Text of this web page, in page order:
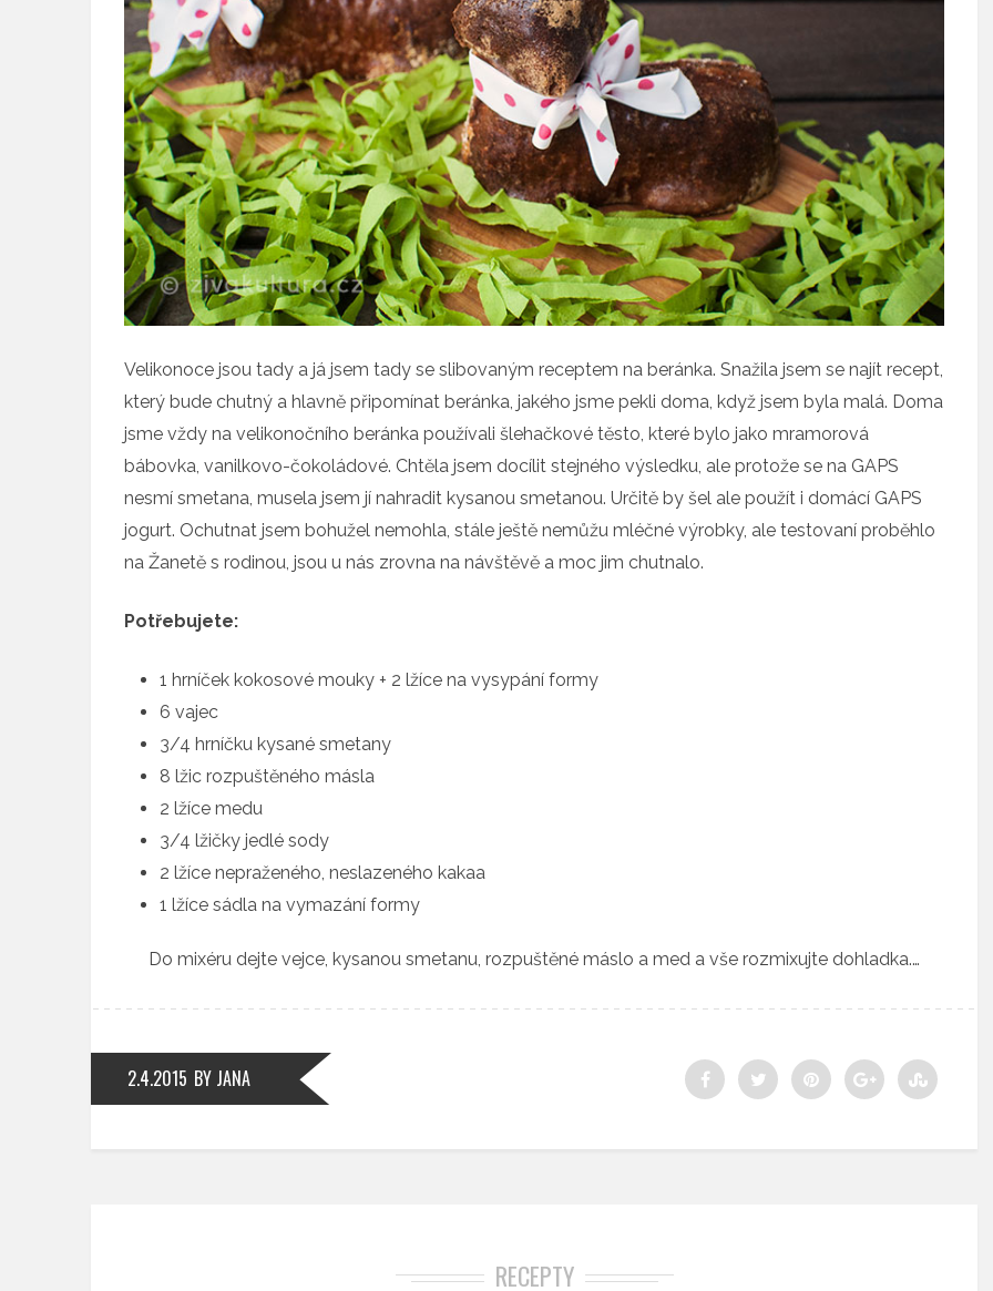
Velikonoce jsou tady a já jsem tady se slibovaným receptem na beránka. Snažila jsem se najít recept,
který bude chutný a hlavně připomínat beránka, jakého jsme pekli doma, když jsem byla malá. Doma
jsme vždy na velikonočního beránka používali šlehačkové těsto, které bylo jako mramorová
bábovka, vanilkovo-čokoládové. Chtěla jsem docílit stejného výsledku, ale protože se na GAPS
nesmí smetana, musela jsem jí nahradit kysanou smetanou. Určitě by šel ale použít i domácí GAPS
jogurt. Ochutnat jsem bohužel nemohla, stále ještě nemůžu mléčné výrobky, ale testovaní proběhlo
na Žanetě s rodinou, jsou u nás zrovna na návštěvě a moc jim chutnalo.
Potřebujete:
1 hrníček kokosové mouky + 2 lžíce na vysypání formy
6 vajec
3/4 hrníčku kysané smetany
8 lžic rozpuštěného másla
2 lžíce medu
3/4 lžičky jedlé sody
2 lžíce nepraženého, neslazeného kakaa
1 lžíce sádla na vymazání formy
Do mixéru dejte vejce, kysanou smetanu, rozpuštěné máslo a med a vše rozmixujte dohladka.…
2.4.2015 BY JANA
RECEPTY